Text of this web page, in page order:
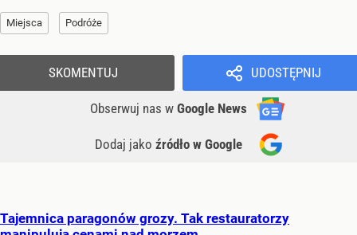
Miejsca Podróże
UDOSTĘPNIJ
Obserwuj nas w Google News
Dodaj jako źródło w Google
SKOMENTUJ
Tajemnica paragonów grozy. Tak restauratorzy